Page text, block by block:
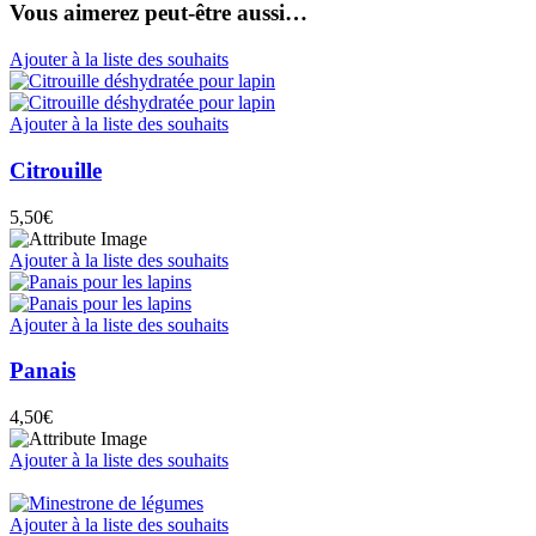
Vous aimerez peut-être aussi…
Ajouter à la liste des souhaits
Ajouter à la liste des souhaits
Citrouille
5,50€
Ajouter à la liste des souhaits
Ajouter à la liste des souhaits
Panais
4,50€
Ajouter à la liste des souhaits
Ajouter à la liste des souhaits